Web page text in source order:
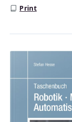
Print